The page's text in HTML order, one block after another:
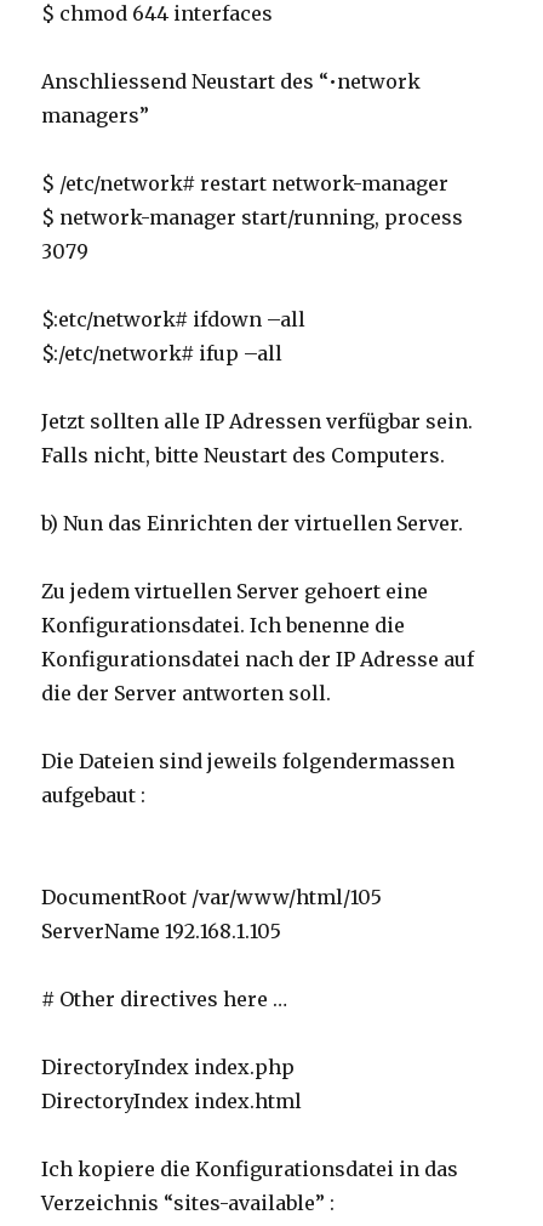
$ chmod 644 interfaces
Anschliessend Neustart des “•network
managers”
$ /etc/network# restart network-manager
$ network-manager start/running, process
3079
$:etc/network# ifdown –all
$:/etc/network# ifup –all
Jetzt sollten alle IP Adressen verfügbar sein.
Falls nicht, bitte Neustart des Computers.
b) Nun das Einrichten der virtuellen Server.
Zu jedem virtuellen Server gehoert eine
Konfigurationsdatei. Ich benenne die
Konfigurationsdatei nach der IP Adresse auf
die der Server antworten soll.
Die Dateien sind jeweils folgendermassen
aufgebaut :
DocumentRoot /var/www/html/105
ServerName 192.168.1.105
# Other directives here …
DirectoryIndex index.php
DirectoryIndex index.html
Ich kopiere die Konfigurationsdatei in das
Verzeichnis “sites-available” :